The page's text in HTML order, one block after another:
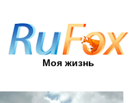
Моя жизнь